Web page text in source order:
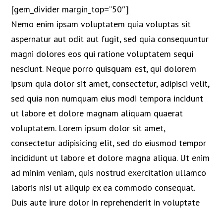
[gem_divider margin_top=”50″]
Nemo enim ipsam voluptatem quia voluptas sit
aspernatur aut odit aut fugit, sed quia consequuntur
magni dolores eos qui ratione voluptatem sequi
nesciunt. Neque porro quisquam est, qui dolorem
ipsum quia dolor sit amet, consectetur, adipisci velit,
sed quia non numquam eius modi tempora incidunt
ut labore et dolore magnam aliquam quaerat
voluptatem. Lorem ipsum dolor sit amet,
consectetur adipisicing elit, sed do eiusmod tempor
incididunt ut labore et dolore magna aliqua. Ut enim
ad minim veniam, quis nostrud exercitation ullamco
laboris nisi ut aliquip ex ea commodo consequat.
Duis aute irure dolor in reprehenderit in voluptate